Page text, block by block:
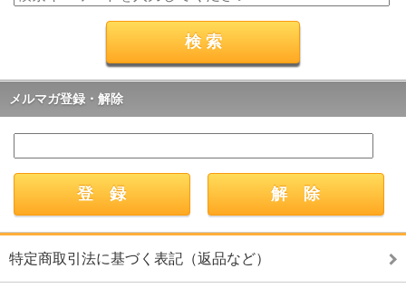
メルマガ登録・解除
特定商取引法に基づく表記（返品など）